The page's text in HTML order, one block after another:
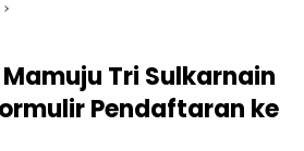
Tri Sulkarnain
Pendaftaran ke